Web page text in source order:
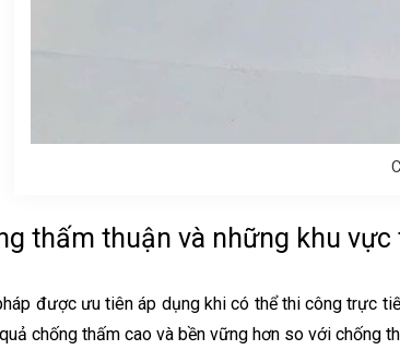
thấm thuận và những khu
được ưu tiên áp dụng khi có thể thi công trực
chống thấm cao và bền vững hơn so với chống